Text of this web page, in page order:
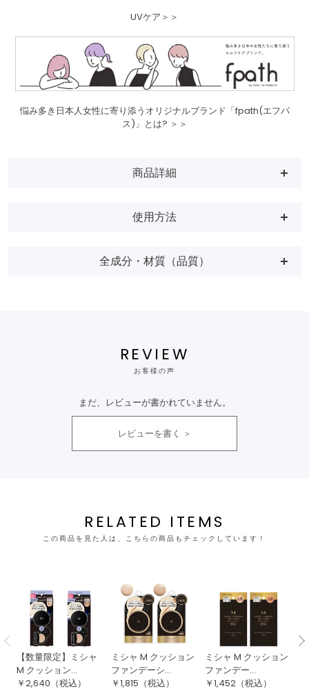
UVケア＞＞
悩み多き日本人女性に寄り添うオリジナルブランド「fpath(エフパ
ス)」とは? ＞＞
商品詳細
使用方法
全成分・材質（品質）
REVIEW
お客様の声
まだ、レビューが書かれていません。
レビューを書く
RELATED ITEMS
この商品を見た人は、こちらの商品もチェックしています！
【数量限定】ミシャ
M クッション...
￥2,640 （税込）
ミシャ M クッション
ファンデーシ...
￥1,815 （税込）
ミシャ M クッション
ファンデー...
￥1,452 （税込）